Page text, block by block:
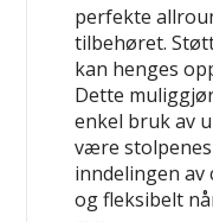
perfekte
tilbehøret.
kan henges
Dette
enkel bruk av
være
inndelingen
og fleksibelt